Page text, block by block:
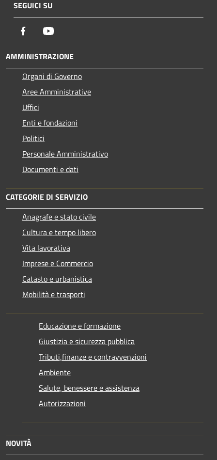
SEGUICI SU
Facebook
AMMINISTRAZIONE
Organi di Governo
Aree Amministrative
Uffici
Enti e fondazioni
Politici
Personale Amministrativo
Documenti e dati
CATEGORIE DI SERVIZIO
Anagrafe e stato civile
Cultura e tempo libero
Vita lavorativa
Imprese e Commercio
Catasto e urbanistica
Mobilità e trasporti
Educazione e formazione
Giustizia e sicurezza pubblica
Tributi,finanze e contravvenzioni
Ambiente
Salute, benessere e assistenza
Autorizzazioni
NOVITÀ